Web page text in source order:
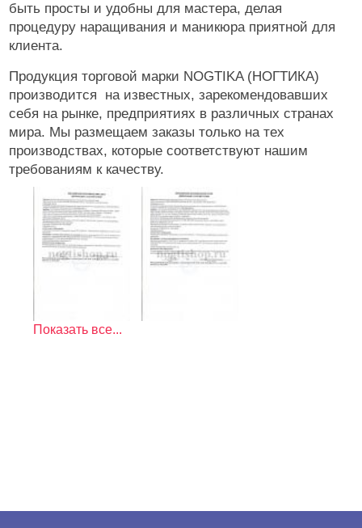
быть просты и удобны для мастера, делая
процедуру наращивания и маникюра приятной для
клиента.
Продукция торговой марки NOGTIKA (НОГТИКА)
производится на известных, зарекомендовавших
себя на рынке, предприятиях в различных странах
мира. Мы размещаем заказы только на тех
производствах, которые соответствуют нашим
требованиям к качеству.
Показать все...